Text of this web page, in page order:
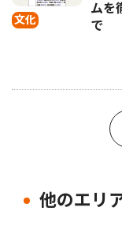
文化
ムを
で
他のエリ